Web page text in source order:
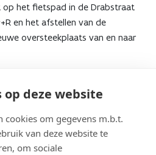
op deze website
cookies om gegevens m.b.t.
van deze website te
om sociale
op het fietspad in de Drabstraat
en het afstellen van de
oversteekplaats van en naar
de N171, de Drabstraat en/of de
mobiele signalisatie. Alle
op de N171 en de kruispunten.
de fietstunnel.